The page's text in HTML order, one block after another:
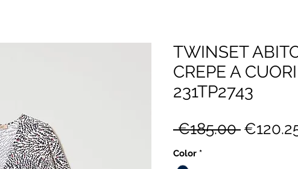
TWINSET
CREPE A
231TP2743
€185.00 Regular
Color *